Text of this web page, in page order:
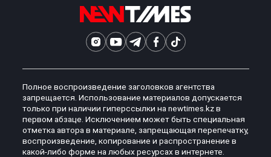
Полное воспроизведение заголовков агентства
запрещается. Использование материалов допускается
только при наличии гиперссылки на newtimes.kz в
первом абзаце. Исключением может быть специальная
отметка автора в материале, запрещающая перепечатку,
воспроизведение, копирование и распространение в
какой-либо форме на любых ресурсах в интернете.